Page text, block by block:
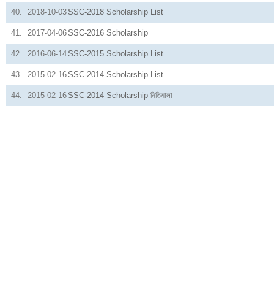
40. 2018-10-03 SSC-2018 Scholarship List
41. 2017-04-06SSC-2016 Scholarship
42. 2016-06-14 SSC-2015 Scholarship List
43. 2015-02-16SSC-2014 Scholarship List
44. 2015-02-16 SSC-2014 Scholarship নিতিমালা